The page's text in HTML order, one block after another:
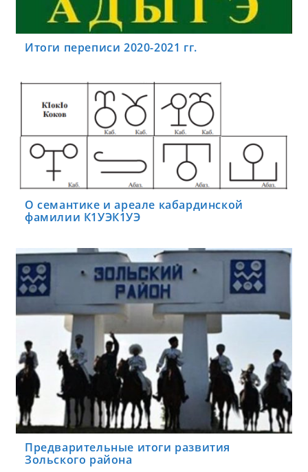
Итоги переписи 2020-2021 гг.
О семантике и ареале кабардинской
фамилии К1УЭК1УЭ
Предварительные итоги развития
Зольского района